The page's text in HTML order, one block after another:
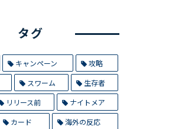
タグ
キャンペーン
攻略
スワーム
生存者
リリース前
ナイトメア
カード
海外の反応